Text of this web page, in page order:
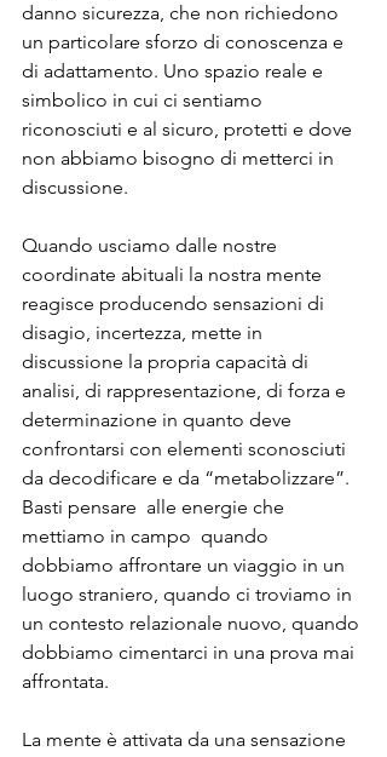
danno sicurezza, che non richiedono
un particolare sforzo di conoscenza e
di adattamento. Uno spazio reale e
simbolico in cui ci sentiamo
riconosciuti e al sicuro, protetti e dove
non abbiamo bisogno di metterci in
discussione.
Quando usciamo dalle nostre
coordinate abituali la nostra mente
reagisce producendo sensazioni di
disagio, incertezza, mette in
discussione la propria capacità di
analisi, di rappresentazione, di forza e
determinazione in quanto deve
confrontarsi con elementi sconosciuti
da decodificare e da “metabolizzare”.
Basti pensare  alle energie che
mettiamo in campo  quando
dobbiamo affrontare un viaggio in un
luogo straniero, quando ci troviamo in
un contesto relazionale nuovo, quando
dobbiamo cimentarci in una prova mai
affrontata.
La mente è attivata da una sensazione